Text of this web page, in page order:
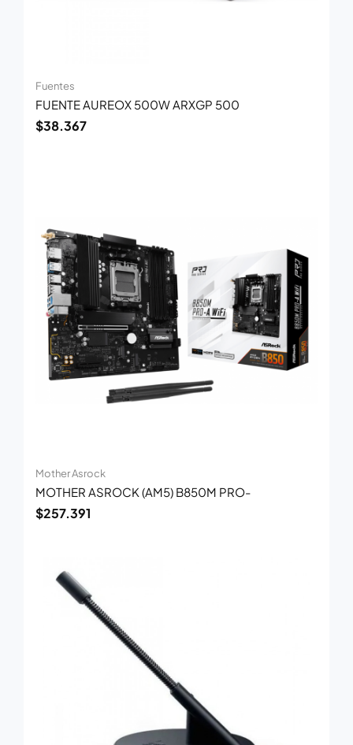
Fuentes
FUENTE AUREOX 500W ARXGP 500
$38.367
Mother Asrock
MOTHER ASROCK (AM5) B850M PRO-
$257.391